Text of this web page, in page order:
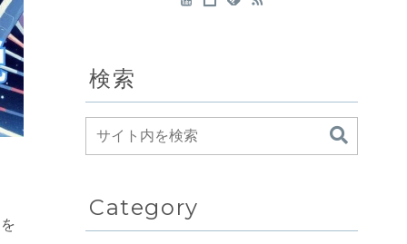
検索
Category